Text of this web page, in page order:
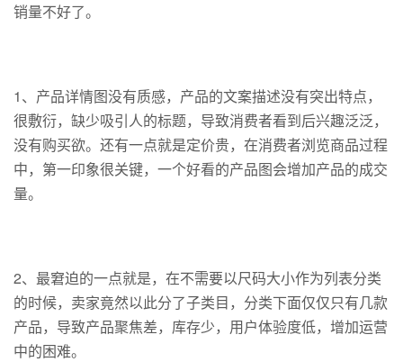
销量不好了。
1、产品详情图没有质感，产品的文案描述没有突出特点，
很敷衍，缺少吸引人的标题，导致消费者看到后兴趣泛泛，
没有购买欲。还有一点就是定价贵，在消费者浏览商品过程
中，第一印象很关键，一个好看的产品图会增加产品的成交
量。
2、最窘迫的一点就是，在不需要以尺码大小作为列表分类
的时候，卖家竟然以此分了子类目，分类下面仅仅只有几款
产品，导致产品聚焦差，库存少，用户体验度低，增加运营
中的困难。